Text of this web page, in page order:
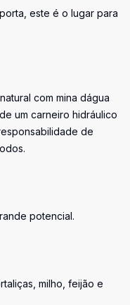
este é o lugar para
com mina dágua
um carneiro hidráulico
de
potencial.
milho, feijão e